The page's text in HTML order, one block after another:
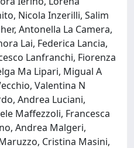
Nicola Inzerilli, Salim
Antonella La Camera,
Lai, Federica Lancia,
Lanfranchi, Fiorenza
Ma Lipari, Migual A
Valentina N
Andrea Luciani,
Maffezzoli, Francesca
Andrea Malgeri,
Cristina Masini,